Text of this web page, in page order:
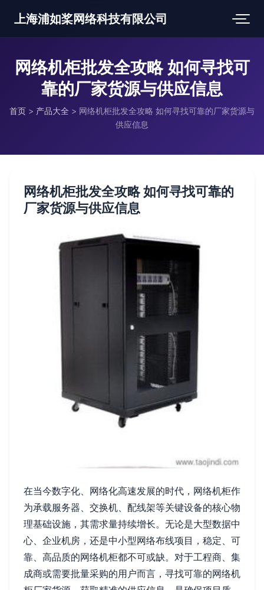
上海浦如桨网络科技有限公司
网络机柜批发全攻略 如何寻找可
靠的厂家货源与供应信息
首页 > 产品大全 > 网络机柜批发全攻略 如何寻找可靠的厂家货源与
供应信息
网络机柜批发全攻略 如何寻找可靠的
厂家货源与供应信息
在当今数字化、网络化高速发展的时代，网络机柜作
为承载服务器、交换机、配线架等关键设备的核心物
理基础设施，其需求量持续增长。无论是大型数据中
心、企业机房，还是中小型网络布线项目，稳定、可
靠、高品质的网络机柜都不可或缺。对于工程商、集
成商或需要批量采购的用户而言，寻找可靠的网络机